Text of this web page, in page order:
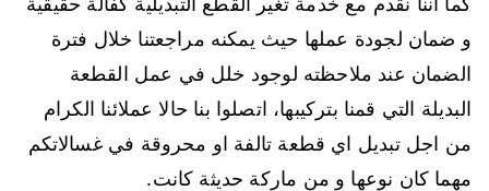
و ضمان لجودة عملها حيث يمكنه مراجعتنا خلال فترة
الضمان عند ملاحظته لوجود خلل في عمل القطعة
البديلة التي قمنا بتركيبها، اتصلوا بنا حالا عملائنا الكرام
من اجل تبديل اي قطعة تالفة او محروقة في غسالاتكم
مهما كان نوعها و من ماركة حديثة كانت.